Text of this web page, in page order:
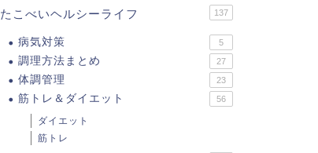
たこべいヘルシーライフ 137
病気対策 5
調理方法まとめ 27
体調管理 23
筋トレ＆ダイエット 56
ダイエット
筋トレ